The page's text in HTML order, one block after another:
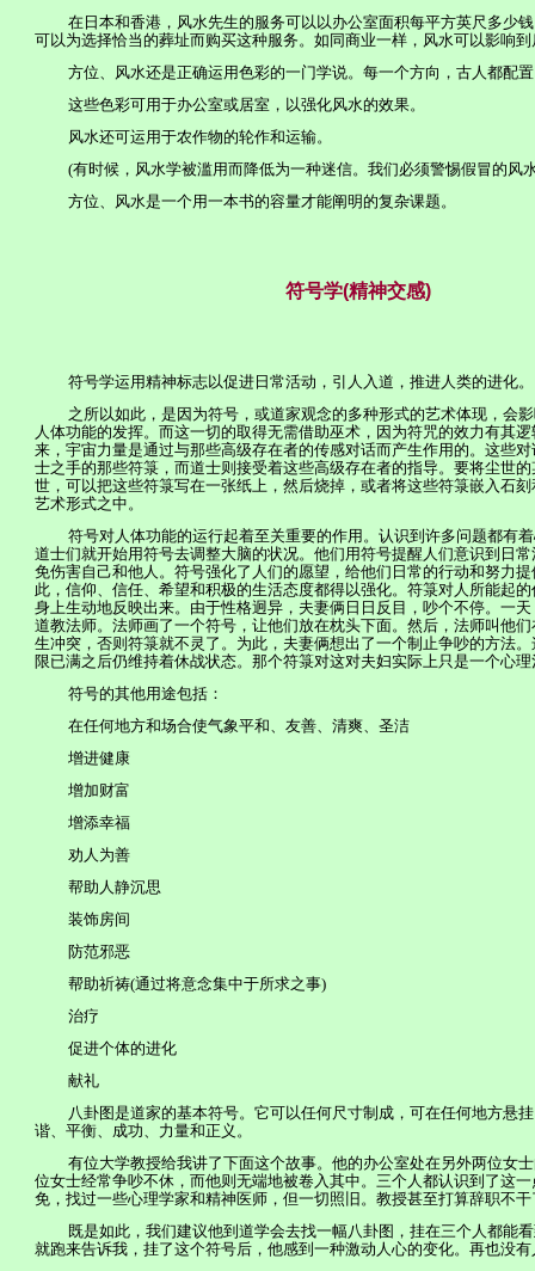
在日本和香港，风水先生的服务可以以办公室面积每平方英尺多少
可以为选择恰当的葬址而购买这种服务。如同商业一样，风水可以影响
方位、风水还是正确运用色彩的一门学说。每一个方向，古人都配
这些色彩可用于办公室或居室，以强化风水的效果。
风水还可运用于农作物的轮作和运输。
(有时候，风水学被滥用而降低为一种迷信。我们必须警惕假冒的风
方位、风水是一个用一本书的容量才能阐明的复杂课题。
符号学(精神交感)
符号学运用精神标志以促进日常活动，引人入道，推进人类的进化。
之所以如此，是因为符号，或道家观念的多种形式的艺术体现，会
人体功能的发挥。而这一切的取得无需借助巫术，因为符咒的效力有其
来，宇宙力量是通过与那些高级存在者的传感对话而产生作用的。这些
士之手的那些符箓，而道士则接受着这些高级存在者的指导。要将尘世
世，可以把这些符箓写在一张纸上，然后烧掉，或者将这些符箓嵌入石
艺术形式之中。
符号对人体功能的运行起着至关重要的作用。认识到许多问题都有
道士们就开始用符号去调整大脑的状况。他们用符号提醒人们意识到日
免伤害自己和他人。符号强化了人们的愿望，给他们日常的行动和努力
此，信仰、信任、希望和积极的生活态度都得以强化。符箓对人所能起
身上生动地反映出来。由于性格迥异，夫妻俩日日反目，吵个不停。一
道教法师。法师画了一个符号，让他们放在枕头下面。然后，法师叫他
生冲突，否则符箓就不灵了。为此，夫妻俩想出了一个制止争吵的方法
限已满之后仍维持着休战状态。那个符箓对这对夫妇实际上只是一个心
符号的其他用途包括：
在任何地方和场合使气象平和、友善、清爽、圣洁
增进健康
增加财富
增添幸福
劝人为善
帮助人静沉思
装饰房间
防范邪恶
帮助祈祷(通过将意念集中于所求之事)
治疗
促进个体的进化
献礼
八卦图是道家的基本符号。它可以任何尺寸制成，可在任何地方悬
谐、平衡、成功、力量和正义。
有位大学教授给我讲了下面这个故事。他的办公室处在另外两位女
位女士经常争吵不休，而他则无端地被卷入其中。三个人都认识到了这
免，找过一些心理学家和精神医师，但一切照旧。教授甚至打算辞职不干
既是如此，我们建议他到道学会去找一幅八卦图，挂在三个人都能
就跑来告诉我，挂了这个符号后，他感到一种激动人心的变化。再也没